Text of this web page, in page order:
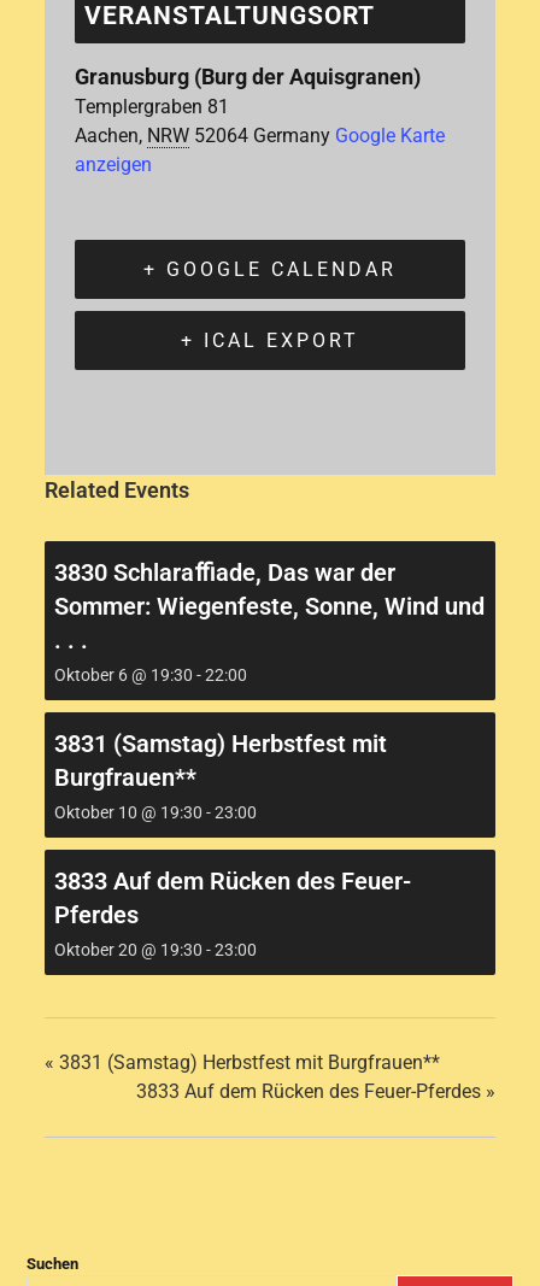
VERANSTALTUNGSORT
Granusburg (Burg der Aquisgranen)
Templergraben 81
Aachen, NRW 52064 Germany Google Karte
anzeigen
+ GOOGLE CALENDAR
+ ICAL EXPORT
Related Events
3830 Schlaraﬃade, Das war der
Sommer: Wiegenfeste, Sonne, Wind und
. . .
Oktober 6 @ 19:30 -22:00
3831 (Samstag) Herbstfest mit
Burgfrauen**
Oktober 10 @ 19:30 -23:00
3833 Auf dem Rücken des Feuer-
Pferdes
Oktober 20 @ 19:30 -23:00
« 3831 (Samstag) Herbstfest mit Burgfrauen**
3833 Auf dem Rücken des Feuer-Pferdes »
Suchen